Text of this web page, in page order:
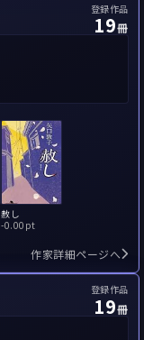
登録作品
19冊
赦し
-0.00pt
作家詳細ページへ
登録作品
19冊